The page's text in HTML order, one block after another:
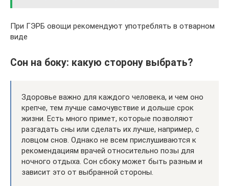
При ГЭРБ овощи рекомендуют употреблять в отварном
виде
Сон на боку: какую сторону выбрать?
Здоровье важно для каждого человека, и чем оно
крепче, тем лучше самочувствие и дольше срок
жизни. Есть много примет, которые позволяют
разгадать сны или сделать их лучше, например, с
ловцом снов. Однако не всем прислушиваются к
рекомендациям врачей относительно позы для
ночного отдыха. Сон сбоку может быть разным и
зависит это от выбранной стороны.